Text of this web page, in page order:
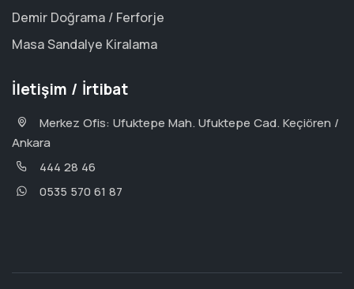
Demir Doğrama / Ferforje
Masa Sandalye Kiralama
İletişim / İrtibat
Merkez Ofis: Ufuktepe Mah. Ufuktepe Cad. Keçiören /
Ankara
444 28 46
0535 570 61 87